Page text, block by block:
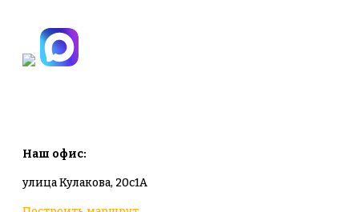
Наш офис:
улица Кулакова, 20с1А